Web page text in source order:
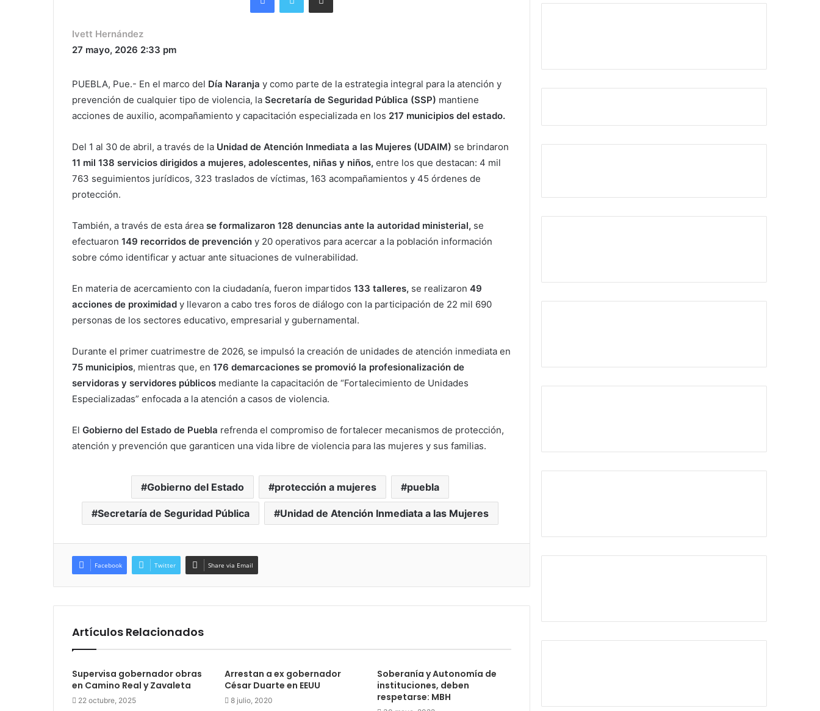
Ivett Hernández
27 mayo, 2026 2:33 pm
PUEBLA, Pue.- En el marco del Día Naranja y como parte de la estrategia integral para la atención y
prevención de cualquier tipo de violencia, la Secretaría de Seguridad Pública (SSP) mantiene
acciones de auxilio, acompañamiento y capacitación especializada en los 217 municipios del estado.
Del 1 al 30 de abril, a través de la Unidad de Atención Inmediata a las Mujeres (UDAIM) se brindaron
11 mil 138 servicios dirigidos a mujeres, adolescentes, niñas y niños, entre los que destacan: 4 mil
763 seguimientos jurídicos, 323 traslados de víctimas, 163 acompañamientos y 45 órdenes de
protección.
También, a través de esta área se formalizaron 128 denuncias ante la autoridad ministerial, se
efectuaron 149 recorridos de prevención y 20 operativos para acercar a la población información
sobre cómo identificar y actuar ante situaciones de vulnerabilidad.
En materia de acercamiento con la ciudadanía, fueron impartidos 133 talleres, se realizaron 49
acciones de proximidad y llevaron a cabo tres foros de diálogo con la participación de 22 mil 690
personas de los sectores educativo, empresarial y gubernamental.
Durante el primer cuatrimestre de 2026, se impulsó la creación de unidades de atención inmediata en
75 municipios, mientras que, en 176 demarcaciones se promovió la profesionalización de
servidoras y servidores públicos mediante la capacitación de “Fortalecimiento de Unidades
Especializadas” enfocada a la atención a casos de violencia.
El Gobierno del Estado de Puebla refrenda el compromiso de fortalecer mecanismos de protección,
atención y prevención que garanticen una vida libre de violencia para las mujeres y sus familias.
Gobierno del Estado protección a mujeres puebla
Secretaría de Seguridad Pública Unidad de Atención Inmediata a las Mujeres
Facebook Twitter Share via Email
Artículos Relacionados
Supervisa gobernador obras
en Camino Real y Zavaleta
22 octubre, 2025
Arrestan a ex gobernador
César Duarte en EEUU
8 julio, 2020
Soberanía y Autonomía de
instituciones, deben
respetarse: MBH